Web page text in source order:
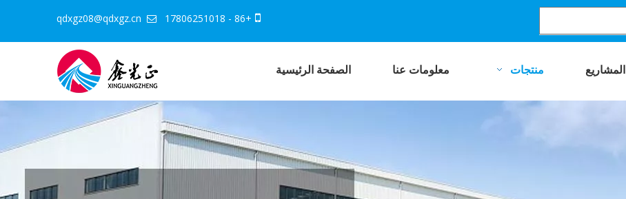

+86 - 17806251018

qdxgz08@qdxgz.cn
المشاريع منتجات معلومات عنا الصفحة الرئيسية